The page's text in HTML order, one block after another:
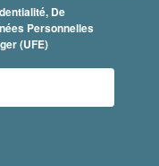
De
Personnelles
(UFE)